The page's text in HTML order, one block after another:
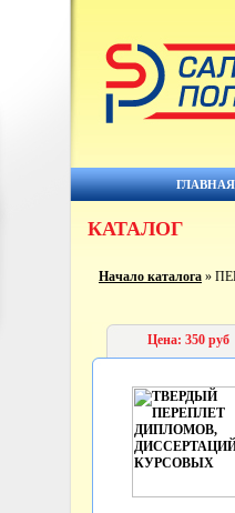
ГЛАВНАЯ
КАТАЛОГ
Начало каталога »
Цена: 350 руб